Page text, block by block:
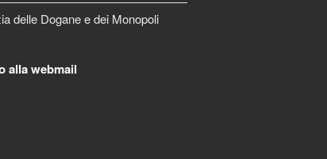
delle Dogane e dei Monopoli
alla webmail